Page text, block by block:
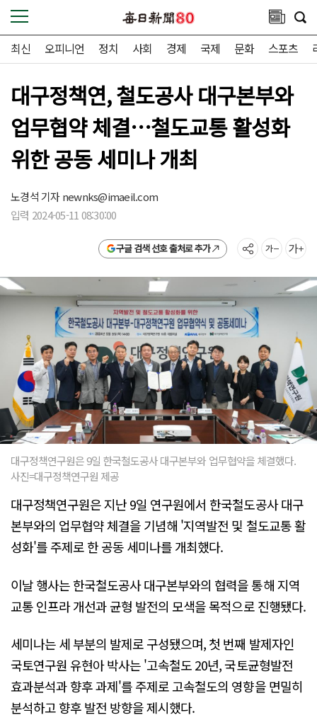
최신 오피니언 정치 사회 경제 국제 문화 스포츠
대구정책연, 철도공사 대구본부와
업무협약 체결…철도교통 활성화
위한 공동 세미나 개최
노경석 기자newnks@imaeil.com
입력 2024-05-11 08:30:00
구글 검색 선호 출처로 추가
대구정책연구원은 9일 한국철도공사 대구본부와 업무협약을 체결했다.
사진=대구정책연구원 제공
대구정책연구원은 지난 9일 연구원에서 한국철도공사 대구
본부와의 업무협약 체결을 기념해 '지역발전 및 철도교통 활
성화'를 주제로 한 공동 세미나를 개최했다.
이날 행사는 한국철도공사 대구본부와의 협력을 통해 지역
교통 인프라 개선과 균형 발전의 모색을 목적으로 진행됐다.
세미나는 세 부분의 발제로 구성됐으며, 첫 번째 발제자인
국토연구원 유현아 박사는 '고속철도 20년, 국토균형발전
효과분석과 향후 과제'를 주제로 고속철도의 영향을 면밀히
분석하고 향후 발전 방향을 제시했다.